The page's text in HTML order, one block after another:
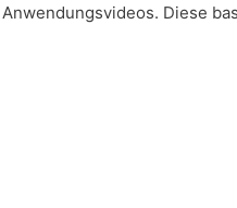
Diese